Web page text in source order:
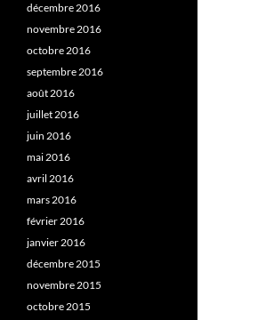
décembre 2016
novembre 2016
octobre 2016
septembre 2016
août 2016
juillet 2016
juin 2016
mai 2016
avril 2016
mars 2016
février 2016
janvier 2016
décembre 2015
novembre 2015
octobre 2015